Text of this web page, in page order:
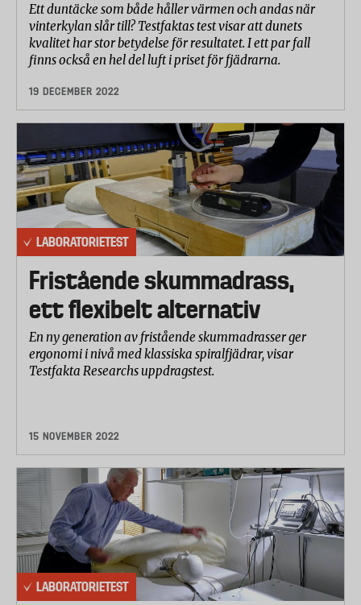
Ett duntäcke som både håller värmen och andas när
vinterkylan slår till? Testfaktas test visar att dunets
kvalitet har stor betydelse för resultatet. I ett par fall
finns också en hel del luft i priset för fjädrarna.
19 DECEMBER 2022
LABORATORIETEST
Fristående skummadrass,
ett flexibelt alternativ
En ny generation av fristående skummadrasser ger
ergonomi i nivå med klassiska spiralfjädrar, visar
Testfakta Researchs uppdragstest.
15 NOVEMBER 2022
LABORATORIETEST